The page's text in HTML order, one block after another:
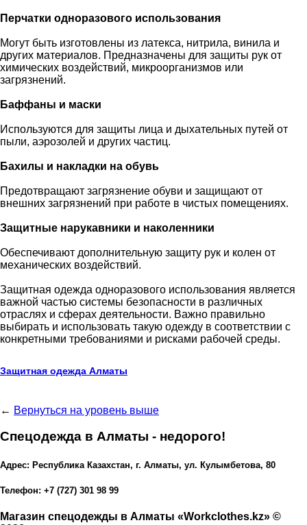
Перчатки одноразового использования
Могут быть изготовлены из латекса, нитрила, винила и
других материалов. Предназначены для защиты рук от
химических воздействий, микроорганизмов или
загрязнений.
Баффаны и маски
Используются для защиты лица и дыхательных путей от
пыли, аэрозолей и других частиц.
Бахилы и накладки на обувь
Предотвращают загрязнение обуви и защищают от
внешних загрязнений при работе в чистых помещениях.
Защитные нарукавники и наколенники
Обеспечивают дополнительную защиту рук и колен от
механических воздействий.
Защитная одежда одноразового использования является
важной частью системы безопасности в различных
отраслях и сферах деятельности. Важно правильно
выбирать и использовать такую одежду в соответствии с
конкретными требованиями и рисками рабочей среды.
Защитная одежда Алматы
← Вернуться на уровень выше
Спецодежда в Алматы - недорого!
Адрес: Республика Казахстан, г. Алматы, ул. Кулымбетова, 80
Телефон: +7 (727) 301 98 99
Магазин спецодежды в Алматы «Workclothes.kz» ©